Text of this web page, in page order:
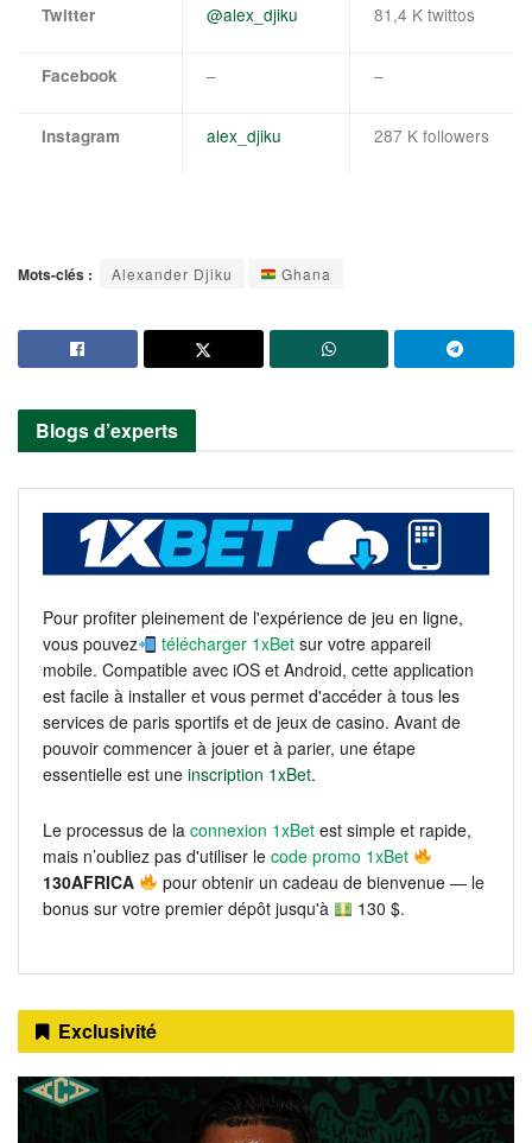
Twitter @alex_djiku 81,4 K twittos
Facebook – –
Instagram alex_djiku 287 K followers
Mots-clés : Alexander Djiku Ghana
Blogs d’experts
Pour profiter pleinement de l'expérience de jeu en ligne,
vous pouvez
télécharger 1xBet sur votre appareil
mobile. Compatible avec iOS et Android, cette application
est facile à installer et vous permet d'accéder à tous les
services de paris sportifs et de jeux de casino. Avant de
pouvoir commencer à jouer et à parier, une étape
essentielle est une inscription 1xBet.
Le processus de la connexion 1xBet est simple et rapide,
mais n’oubliez pas d'utiliser le code promo 1xBet
130AFRICA
pour obtenir un cadeau de bienvenue — le
bonus sur votre premier dépôt jusqu'à
130 $.
Exclusivité